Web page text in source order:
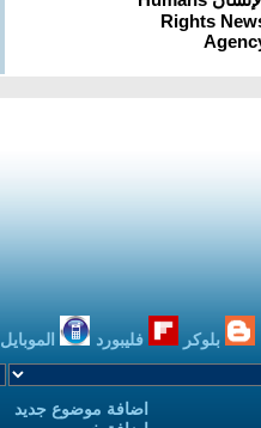
بلوكر فليبورد الموبايل
اضافة موضوع جديد